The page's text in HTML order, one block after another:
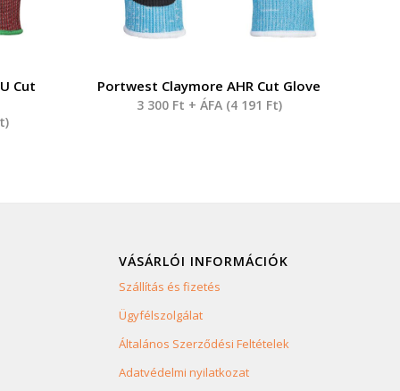
Cut
)
Portwest Claymore AHR Cut Glove
3 300 Ft + ÁFA (4 191 Ft)
VÁSÁRLÓI INFORMÁCIÓK
Szállítás és fizetés
Ügyfélszolgálat
Általános Szerződési Feltételek
Adatvédelmi nyilatkozat